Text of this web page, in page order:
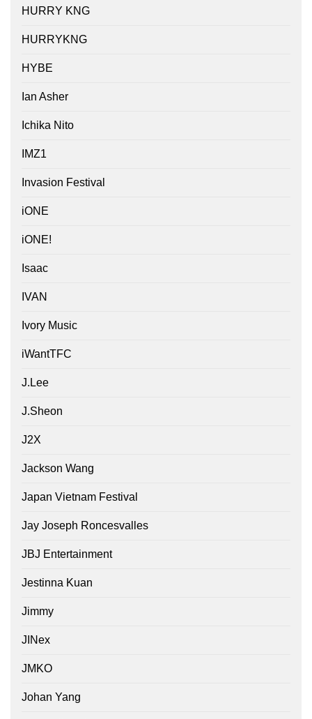
HURRY KNG
HURRYKNG
HYBE
Ian Asher
Ichika Nito
IMZ1
Invasion Festival
iONE
iONE!
Isaac
IVAN
Ivory Music
iWantTFC
J.Lee
J.Sheon
J2X
Jackson Wang
Japan Vietnam Festival
Jay Joseph Roncesvalles
JBJ Entertainment
Jestinna Kuan
Jimmy
JINex
JMKO
Johan Yang